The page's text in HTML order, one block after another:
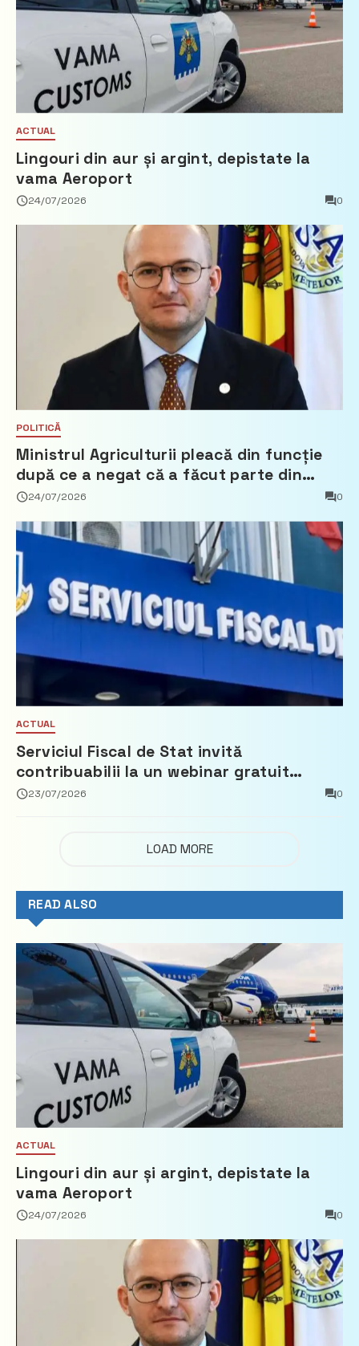
ACTUAL
Lingouri din aur și argint, depistate la
vama Aeroport
24/07/2026 0
POLITICĂ
Ministrul Agriculturii pleacă din funcție
după ce a negat că a făcut parte din
Partidul Democrat
24/07/2026 0
ACTUAL
Serviciul Fiscal de Stat invită
contribuabilii la un webinar gratuit
privind calculul impozitului pe bunurile
23/07/2026 0
LOAD MORE
READ ALSO
ACTUAL
Lingouri din aur și argint, depistate la
vama Aeroport
24/07/2026 0